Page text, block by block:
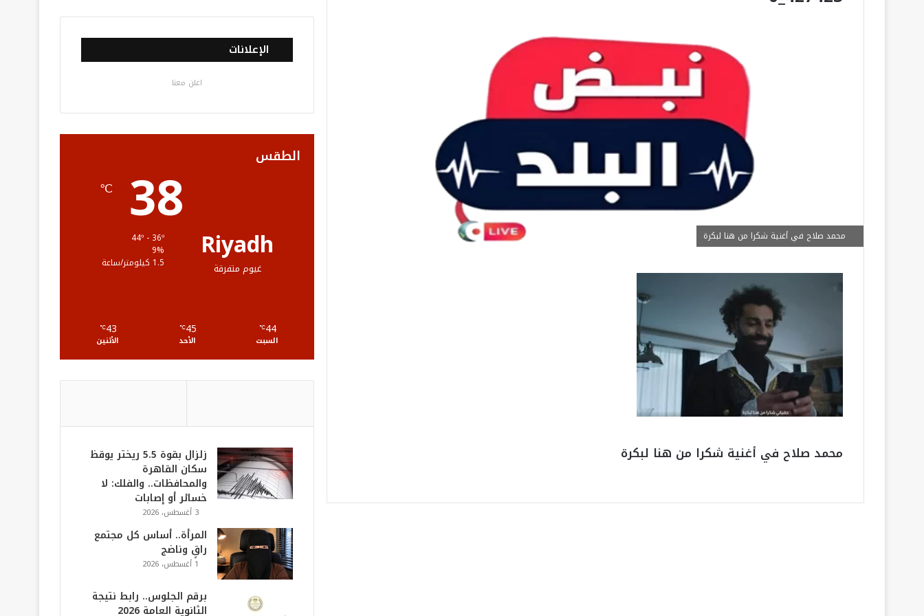
محمد صلاح في أغنية شكرا من هنا لبكرة
محمد صلاح في أغنية شكرا من هنا لبكرة
س
ب
ك
ي
ت
ت
ي
و
ب
س
ت
ر
خ
ص
ل
ق
R
الإعلانات
اعلن معنا
الطقس
Riyadh
غيوم متفرقة
38
℃
9%
1.5 كيلومتر/ساعة
44
℃
السبت
45
℃
الأحد
43
℃
الأثنين
زلزال بقوة 5.5 ريختر يوقظ
سكان القاهرة
والمحافظات.. والفلك: لا
خسائر أو إصابات
3 أغسطس، 2026
المرأة.. أساس كل مجتمع
راقٍ وناضج
1 أغسطس، 2026
برقم الجلوس.. رابط نتيجة
الثانوية العامة 2026